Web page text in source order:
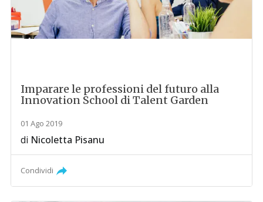
Imparare le professioni del futuro alla
Innovation School di Talent Garden
01 Ago 2019
di Nicoletta Pisanu
Condividi